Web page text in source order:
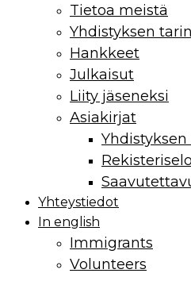
Tietoa meistä
Yhdistyksen
Hankkeet
Julkaisut
Liity jäseneksi
Asiakirjat
Yhteystiedot
In english
Immigrants
Volunteers